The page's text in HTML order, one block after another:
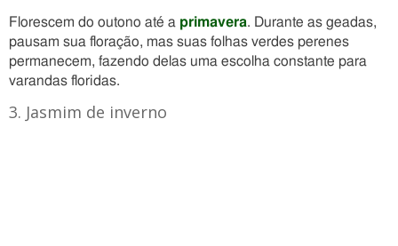
Florescem do outono até a primavera. Durante as geadas,
pausam sua floração, mas suas folhas verdes perenes
permanecem, fazendo delas uma escolha constante para
varandas floridas.
3. Jasmim de inverno